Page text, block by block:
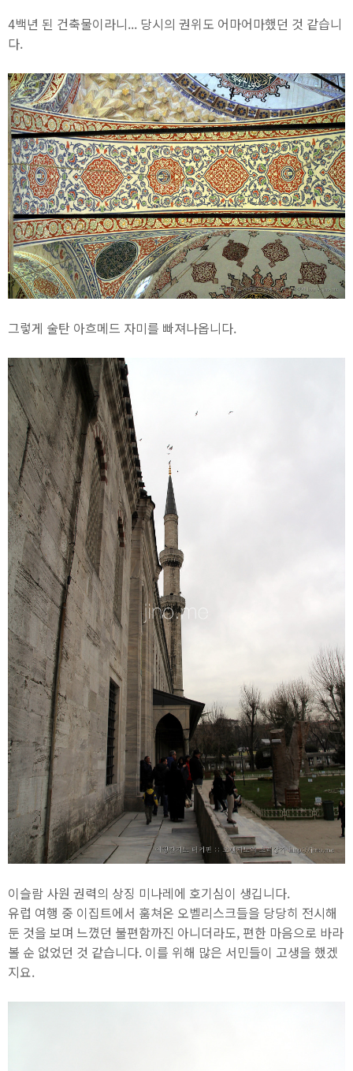
4백년 된 건축물이라니... 당시의 권위도 어마어마했던 것 같습니
다.
그렇게 술탄 아흐메드 자미를 빠져나옵니다.
이슬람 사원 권력의 상징 미나레에 호기심이 생깁니다.
유럽 여행 중 이집트에서 훔쳐온 오벨리스크들을 당당히 전시해
둔 것을 보며 느꼈던 불편함까진 아니더라도, 편한 마음으로 바라
볼 순 없었던 것 같습니다. 이를 위해 많은 서민들이 고생을 했겠
지요.